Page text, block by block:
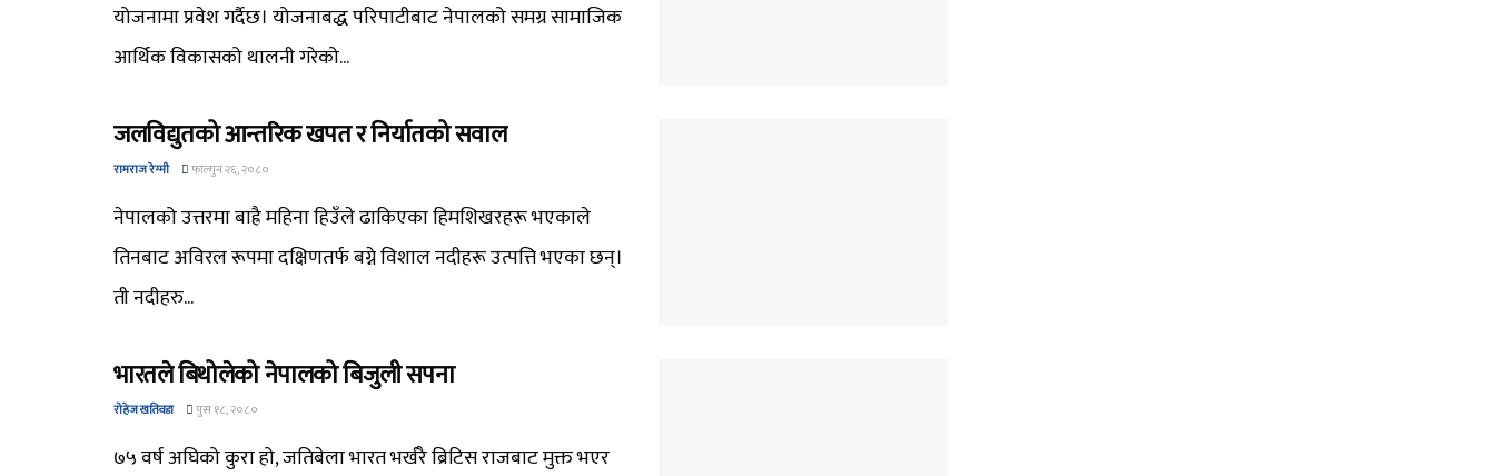
योजनामा प्रवेश गर्दैछ। योजनाबद्ध परिपाटीबाट नेपालको समग्र सामाजिक
आर्थिक विकासको थालनी गरेको...
जलविद्युतको आन्तरिक खपत र निर्यातको सवाल
रामराज रेग्मी फाल्गुन २६, २०८०
नेपालको उत्तरमा बाह्रै महिना हिउँले ढाकिएका हिमशिखरहरू भएकाले
तिनबाट अविरल रूपमा दक्षिणतर्फ बग्ने विशाल नदीहरू उत्पत्ति भएका छन्।
ती नदीहरु...
भारतले बिथोलेको नेपालको बिजुली सपना
रोहेज खतिवडा पुस १८, २०८०
७५ वर्ष अघिको कुरा हो, जतिबेला भारत भर्खरै ब्रिटिस राजबाट मुक्त भएर